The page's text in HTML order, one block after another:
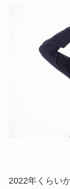
2022年くらい